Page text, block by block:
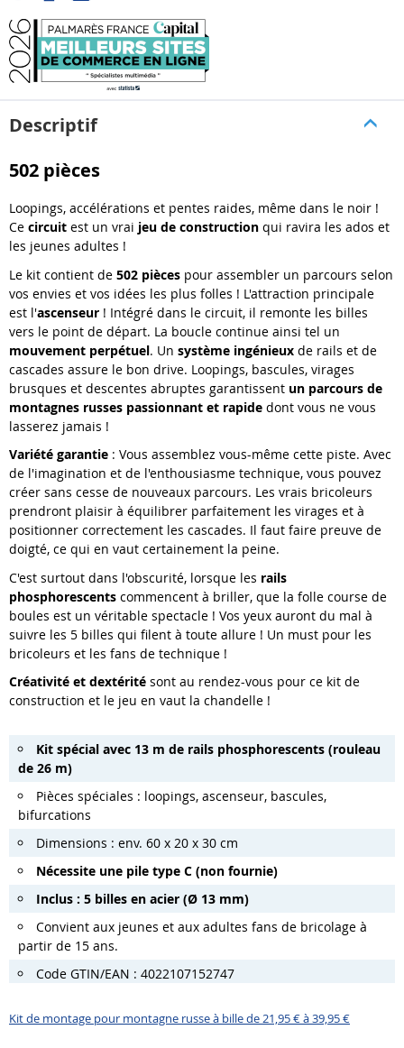
Descriptif
502 pièces
Loopings, accélérations et pentes raides, même dans le noir !
Ce circuit est un vrai jeu de construction qui ravira les ados et
les jeunes adultes !
Le kit contient de 502 pièces pour assembler un parcours selon
vos envies et vos idées les plus folles ! L'attraction principale
est l'ascenseur ! Intégré dans le circuit, il remonte les billes
vers le point de départ. La boucle continue ainsi tel un
mouvement perpétuel. Un système ingénieux de rails et de
cascades assure le bon drive. Loopings, bascules, virages
brusques et descentes abruptes garantissent un parcours de
montagnes russes passionnant et rapide dont vous ne vous
lasserez jamais !
Variété garantie : Vous assemblez vous-même cette piste. Avec
de l'imagination et de l'enthousiasme technique, vous pouvez
créer sans cesse de nouveaux parcours. Les vrais bricoleurs
prendront plaisir à équilibrer parfaitement les virages et à
positionner correctement les cascades. Il faut faire preuve de
doigté, ce qui en vaut certainement la peine.
C'est surtout dans l'obscurité, lorsque les rails
phosphorescents commencent à briller, que la folle course de
boules est un véritable spectacle ! Vos yeux auront du mal à
suivre les 5 billes qui filent à toute allure ! Un must pour les
bricoleurs et les fans de technique !
Créativité et dextérité sont au rendez-vous pour ce kit de
construction et le jeu en vaut la chandelle !
Kit spécial avec 13 m de rails phosphorescents (rouleau
de 26 m)
Pièces spéciales : loopings, ascenseur, bascules,
bifurcations
Dimensions : env. 60 x 20 x 30 cm
Nécessite une pile type C (non fournie)
Inclus : 5 billes en acier (Ø 13 mm)
Convient aux jeunes et aux adultes fans de bricolage à
partir de 15 ans.
Code GTIN/EAN : 4022107152747
Kit de montage pour montagne russe à bille de 21,95 € à 39,95 €